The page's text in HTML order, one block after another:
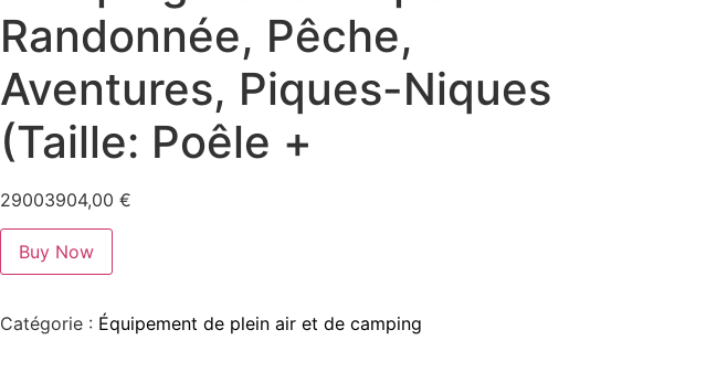
Randonnée, Pêche,
Aventures, Piques-Niques
(Taille: Poêle +
29003904,00 €
Buy Now
Catégorie : Équipement de plein air et de camping